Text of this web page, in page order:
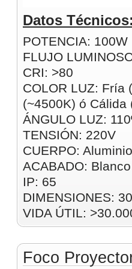
Datos
POTENCIA: 100W
FLUJO
CRI: >80
COLOR LUZ: Fría
(~4500K) ó Cálida
ÁNGULO LUZ:
TENSIÓN: 220V
CUERPO: Aluminio
ACABADO:
IP: 65
DIMENSIONES:
VIDA ÚTIL:
Foco